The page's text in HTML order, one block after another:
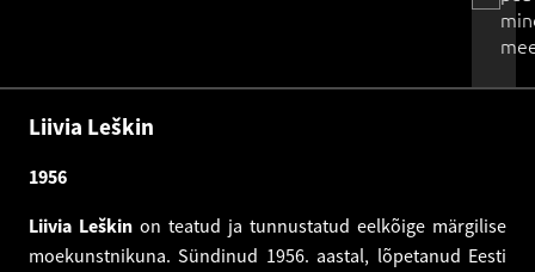
Liivia Leškin
1956
Liivia Leškin on teatud ja tunnustatud eelkõige märgilise
moekunstnikuna. Sündinud 1956. aastal, lõpetanud Eesti